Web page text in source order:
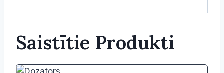
Saistītie Produkti